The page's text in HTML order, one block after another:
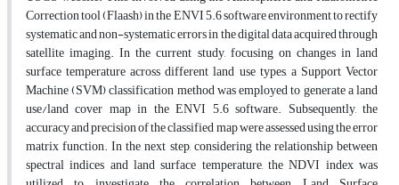
Correction tool (Flaash) in the ENVI 5.6 software environment to rectify
systematic and non-systematic errors in the digital data acquired through
satellite imaging. In the current study, focusing on changes in land
surface temperature across different land use types, a Support Vector
Machine (SVM) classification method was employed to generate a land
use/land cover map in the ENVI 5.6 software. Subsequently, the
accuracy and precision of the classified map were assessed using the error
matrix function. In the next step, considering the relationship between
spectral indices and land surface temperature, the NDVI index was